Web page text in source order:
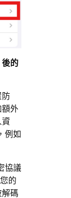
的
外
例如
協議
的
碼